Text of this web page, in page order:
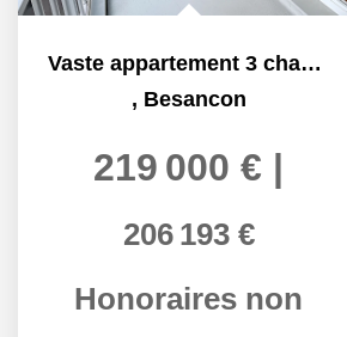
Vaste appartement 3 chambres avec balcons quartier des...
, Besancon
219 000 € |
206 193 €
Honoraires non